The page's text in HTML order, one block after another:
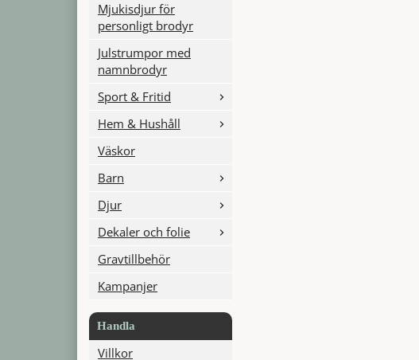
Mjukisdjur för
personligt brodyr
Julstrumpor med
namnbrodyr
Sport & Fritid
Hem & Hushåll
Väskor
Barn
Djur
Dekaler och folie
Gravtillbehör
Kampanjer
Handla
Villkor